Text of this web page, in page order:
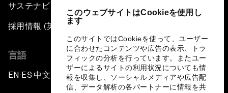
このウェブサイトはCookieを使用し
ます
このサイトではCookieを使って、ユーザー
に合わせたコンテンツや広告の表示、トラ
フィックの分析を行っています。またユー
ザーによるサイトの利用状況についても情
報を収集し、ソーシャルメディアや広告配
信、データ解析の各パートナーに情報を共
サステナビリティへの取り組み
採用情報 (英語のみ)
言語
EN ▪ES▪中文▪ 日本語